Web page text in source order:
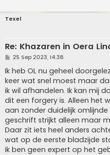
Texel
Re: Khazaren in Oera
P
s
t
25 Sep 2023, 14:38
Ik heb OL nu geheel
keer wat snel moest maar
ik wil afhandelen. Ik kan mij
dit een forgery is. Alleen het
aan zonder duidelijk
geschrift strijkt alleen maar
Daar zit iets heel anders
wat op de eerste bladzijde
ik ben geen expert op het